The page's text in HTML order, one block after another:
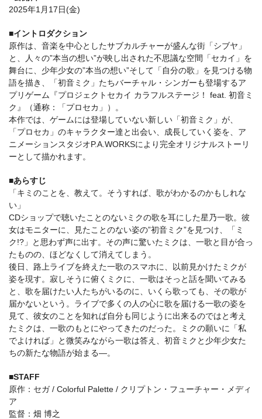
2025年1月17日(金)
■イントロダクション
原作は、⾳楽を中⼼としたサブカルチャーが盛んな街「シブヤ」
と、⼈々の”本当の想い”が映し出された不思議な空間「セカイ」を
舞台に、少年少女の”本当の想い”そして「自分の歌」を見つける物
語を描き、「初音ミク」たちバーチャル・シンガーも登場するア
プリゲーム『プロジェクトセカイ カラフルステージ！ feat. 初音ミ
ク』（通称：「プロセカ」）。
本作では、ゲームには登場していない新しい「初⾳ミク」が、
「プロセカ」のキャラクター達と出会い、成⻑していく姿を、ア
ニメーションスタジオP.A.WORKSにより完全オリジナルストーリ
ーとして描かれます。
■あらすじ
「キミのことを、教えて。そうすれば、歌がわかるのかもしれな
い」
CDショップで聴いたことのないミクの歌を耳にした星乃一歌。彼
女はモニターに、見たことのない姿の”初音ミク”を見つけ、「ミ
ク!?」と思わず声に出す。その声に驚いたミクは、一歌と目が合っ
たものの、ほどなくして消えてしまう。
後日、路上ライブを終えた一歌のスマホに、以前見かけたミクが
姿を現す。寂しそうに俯くミクに、一歌はそっと話を聞いてみる
と、歌を届けたい人たちがいるのに、いくら歌っても、その歌が
届かないという。ライブで多くの人の心に歌を届ける一歌の姿を
見て、彼女のことを知れば自分も同じように出来るのではと考え
たミクは、一歌のもとにやってきたのだった。ミクの願いに「私
でよければ」と微笑みながら一歌は答え、初音ミクと少年少女た
ちの新たな物語が始まる―。
■STAFF
原作：セガ / Colorful Palette / クリプトン・フューチャー・メディ
ア
監督：畑 博之